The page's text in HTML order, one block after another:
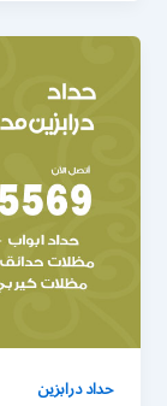
حداد درابزين